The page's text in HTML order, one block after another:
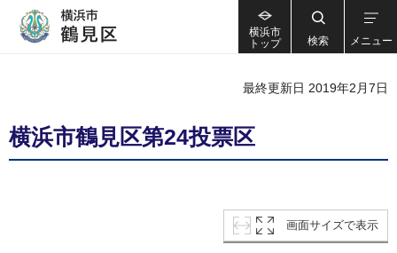
横浜市
トップ
検索 メニュー
最終更新日 2019年2月7日
横浜市鶴見区第24投票区
画面サイズで表示